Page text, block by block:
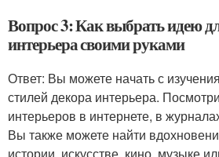
Вопрос 3: Как выбрать идею
интерьера своими руками
Ответ: Вы можете начать с
стилей декора интерьера.
интерьеров в интернете, в
Вы также можете найти